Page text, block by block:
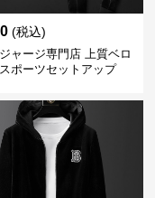
(税込)
ャージ専門店 上質ベロ
ポーツセットアップ